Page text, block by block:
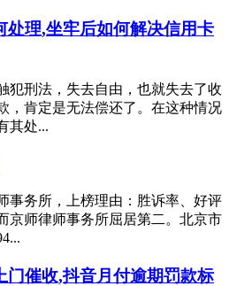
处理,坐牢后如何解决信用卡
犯刑法，失去自由，也就失去了收
，肯定是无法偿还了。在这种情况
其处...
事务所，上榜理由：胜诉率、好评
京师律师事务所屈居第二。北京市
门催收,抖音月付逾期罚款标